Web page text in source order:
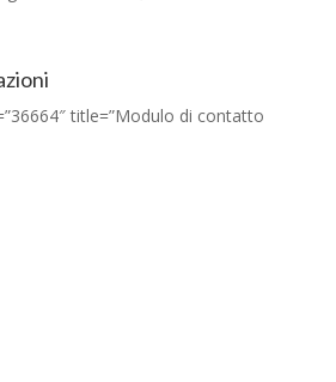
title=”Modulo di contatto